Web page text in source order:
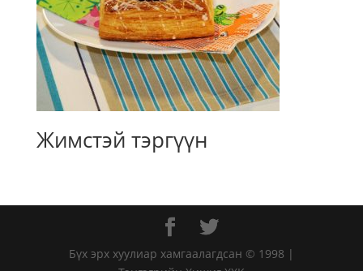
Жимстэй тэргүүн
Бүх эрх хуулиар хамгаалагдсан © 1998 |